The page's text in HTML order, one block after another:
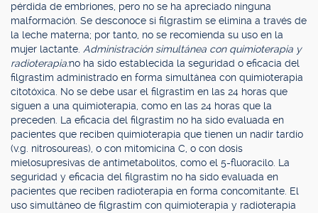
pérdida de embriones, pero no se ha apreciado ninguna
malformación. Se desconoce si filgrastim se elimina a través de
la leche materna; por tanto, no se recomienda su uso en la
mujer lactante. Administración simultánea con quimioterapia y
radioterapia:no ha sido establecida la seguridad o eficacia del
filgrastim administrado en forma simultánea con quimioterapia
citotóxica. No se debe usar el filgrastim en las 24 horas que
siguen a una quimioterapia, como en las 24 horas que la
preceden. La eficacia del filgrastim no ha sido evaluada en
pacientes que reciben quimioterapia que tienen un nadir tardío
(v.g. nitrosoureas), o con mitomicina C, o con dosis
mielosupresivas de antimetabolitos, como el 5-fluoracilo. La
seguridad y eficacia del filgrastim no ha sido evaluada en
pacientes que reciben radioterapia en forma concomitante. El
uso simultáneo de filgrastim con quimioterapia y radioterapia